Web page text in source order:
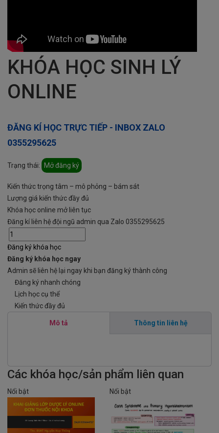
KHÓA HỌC SINH LÝ
ONLINE
ĐĂNG KÍ HỌC TRỰC TIẾP - INBOX ZALO
0355295625
Trạng thái: Mở đăng ký
Kiến thức trọng tâm – mô phỏng – bám sát
Lượng giá kiến thức đầy đủ
Khóa học online mở liên tục
Đăng kí liên hệ đội ngũ admin qua Zalo 0355295625
Đăng ký khóa học
Đăng ký khóa học ngay
Admin sẽ liên hệ lại ngay khi bạn đăng ký thành công
Đăng ký nhanh chóng
Lịch học cụ thể
Kiến thức đầy đủ
Mô tả Thông tin liên hệ
Các khóa học/sản phẩm liên quan
Nổi bật Nổi bật